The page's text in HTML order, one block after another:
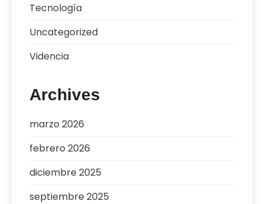
Tecnología
Uncategorized
Videncia
Archives
marzo 2026
febrero 2026
diciembre 2025
septiembre 2025